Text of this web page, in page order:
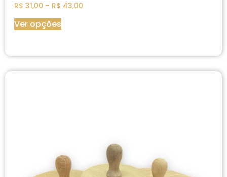
R$ 31,00 – R$ 43,00
Ver opções